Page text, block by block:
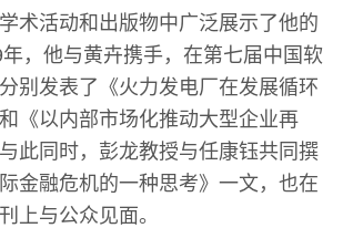
术活动和出版物中广泛展示了他的
，他与黄卉携手，在第七届中国软
别发表了《火力发电厂在发展循环
《以内部市场化推动大型企业再
此同时，彭龙教授与任康钰共同撰
金融危机的一种思考》一文，也在
上与公众见面。